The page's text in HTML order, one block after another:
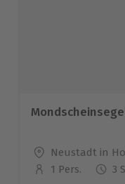
Standort
Neustadt in
Anzahl der
1 Pers. 3